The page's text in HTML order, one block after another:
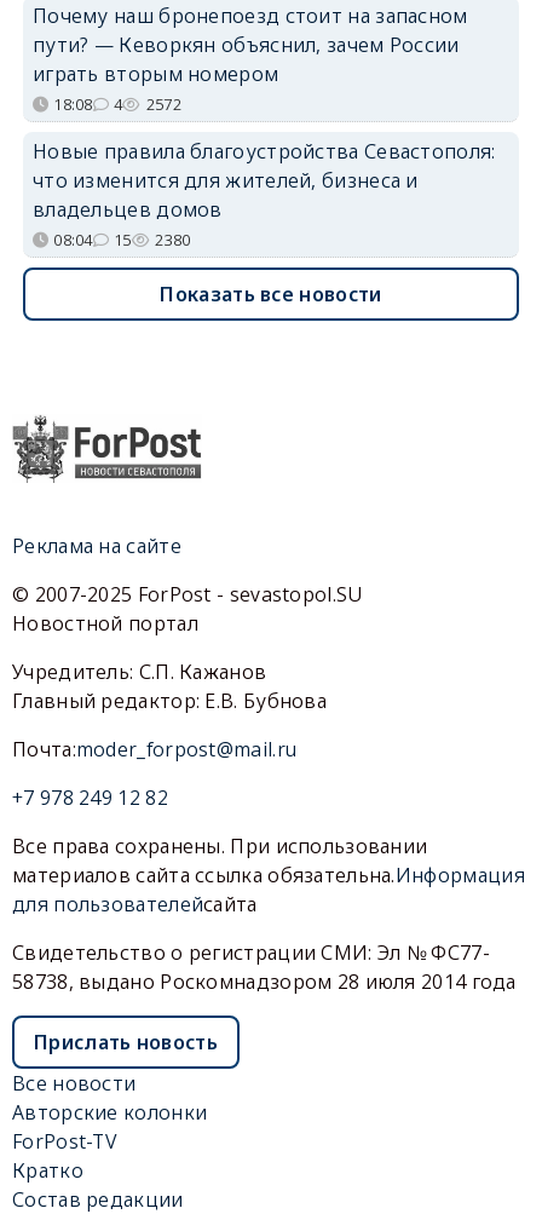
Почему наш бронепоезд стоит на запасном
пути? — Кеворкян объяснил, зачем России
играть вторым номером
18:08 4 2572
Новые правила благоустройства Севастополя:
что изменится для жителей, бизнеса и
владельцев домов
08:04 15 2380
Показать все новости
Реклама на сайте
© 2007-2025 ForPost - sevastopol.SU
Новостной портал
Учредитель: С.П. Кажанов
Главный редактор: Е.В. Бубнова
Почта:moder_forpost@mail.ru
+7 978 249 12 82
Все права сохранены. При использовании
материалов сайта ссылка обязательна.Информация
для пользователейсайта
Свидетельство о регистрации СМИ: Эл № ФС77-
58738, выдано Роскомнадзором 28 июля 2014 года
Прислать новость
Все новости
Авторские колонки
ForPost-TV
Кратко
Состав редакции